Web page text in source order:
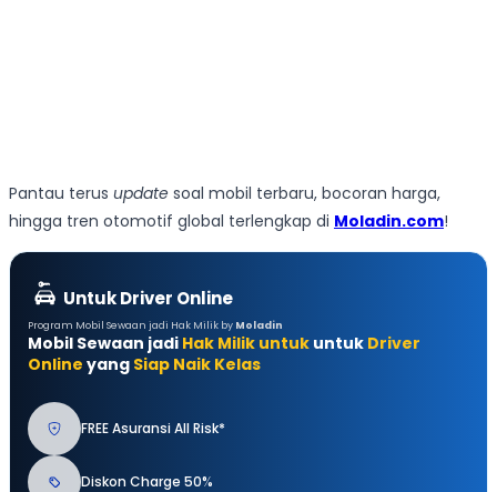
Pantau terus update soal mobil terbaru, bocoran harga,
hingga tren otomotif global terlengkap di Moladin.com!
Untuk Driver Online
Program Mobil Sewaan jadi Hak Milik by Moladin
Mobil Sewaan jadi Hak Milik untuk untuk Driver
Online yang Siap Naik Kelas
FREE Asuransi All Risk*
Diskon Charge 50%